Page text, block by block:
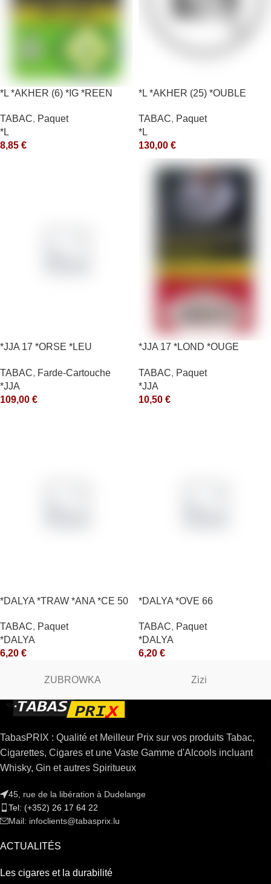
*L *AKHER (6) *IG *REEN
TABAC, Paquet
*L
8,85 €
*L *AKHER (25) *OUBLE
TABAC, Paquet
*L
130,00 €
*JJA 17 *ORSE *LEU
TABAC, Farde-Cartouche
*JJA
109,00 €
*JJA 17 *LOND *OUGE
TABAC, Paquet
*JJA
10,50 €
*DALYA *TRAW *ANA *CE 50
TABAC, Paquet
*DALYA
6,20 €
*DALYA *OVE 66
TABAC, Paquet
*DALYA
6,20 €
ZUBROWKA Zizi
TabasPRIX : Qualité et Meilleur Prix sur vos produits Tabac,
Cigarettes, Cigares et une Vaste Gamme d'Alcools incluant
Whisky, Gin et autres Spiritueux
45, rue de la libération à Dudelange
Tel: (+352) 26 17 64 22
Mail: infoclients@tabasprix.lu
ACTUALITÉS
Les cigares et la durabilité